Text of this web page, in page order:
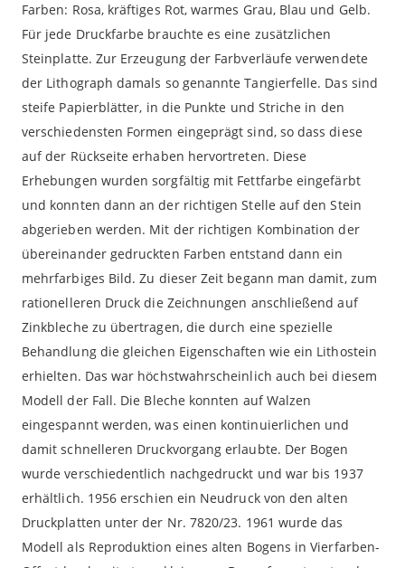
Farben: Rosa, kräftiges Rot, warmes Grau, Blau und Gelb.
Für jede Druckfarbe brauchte es eine zusätzlichen
Steinplatte. Zur Erzeugung der Farbverläufe verwendete
der Lithograph damals so genannte Tangierfelle. Das sind
steife Papierblätter, in die Punkte und Striche in den
verschiedensten Formen eingeprägt sind, so dass diese
auf der Rückseite erhaben hervortreten. Diese
Erhebungen wurden sorgfältig mit Fettfarbe eingefärbt
und konnten dann an der richtigen Stelle auf den Stein
abgerieben werden. Mit der richtigen Kombination der
übereinander gedruckten Farben entstand dann ein
mehrfarbiges Bild. Zu dieser Zeit begann man damit, zum
rationelleren Druck die Zeichnungen anschließend auf
Zinkbleche zu übertragen, die durch eine spezielle
Behandlung die gleichen Eigenschaften wie ein Lithostein
erhielten. Das war höchstwahrscheinlich auch bei diesem
Modell der Fall. Die Bleche konnten auf Walzen
eingespannt werden, was einen kontinuierlichen und
damit schnelleren Druckvorgang erlaubte. Der Bogen
wurde verschiedentlich nachgedruckt und war bis 1937
erhältlich. 1956 erschien ein Neudruck von den alten
Druckplatten unter der Nr. 7820/23. 1961 wurde das
Modell als Reproduktion eines alten Bogens in Vierfarben-